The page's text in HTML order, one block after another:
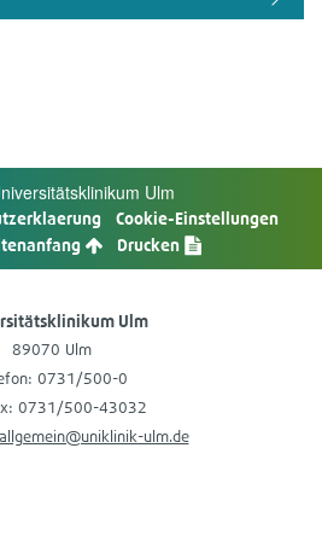
Ulm
Cookie-​Einstellungen
Dru­cken
Ulm
89070 Ulm
0731/500-0
0731/500-43032
ulm.de